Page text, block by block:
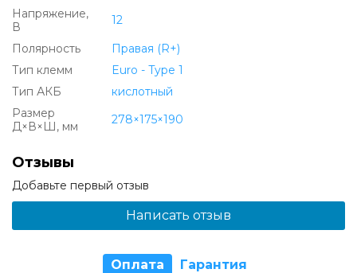
Напряжение,
В
12
Полярность
Правая (R+)
Тип клемм
Euro - Type 1
Тип АКБ
кислотный
Размер
Д×В×Ш, мм
278×175×190
Отзывы
Добавьте первый отзыв
Написать отзыв
Оплата Гарантия